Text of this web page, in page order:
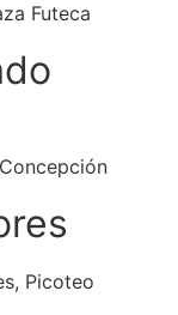
Futeca
Picoteo